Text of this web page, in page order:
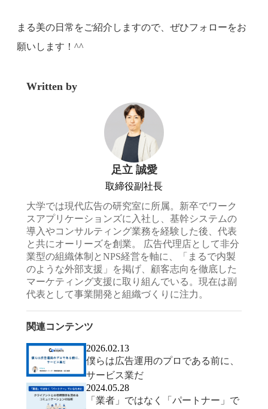
まる美の日常をご紹介しますので、ぜひフォローをお
願いします！^^
Written by
足立 誠愛
取締役副社長
大学では現代広告の研究室に所属。新卒でワーク
スアプリケーションズに入社し、基幹システムの
導入やコンサルティング業務を経験した後、代表
と共にオーリーズを創業。 広告代理店として非分
業型の組織体制とNPS経営を軸に、「まるで内製
のような外部支援」を掲げ、顧客志向を徹底した
マーケティング支援に取り組んでいる。現在は副
代表として事業開発と組織づくりに注力。
関連コンテンツ
2026.02.13
僕らは広告運用のプロである前に、
サービス業だ
2024.05.28
「業者」ではなく「パートナー」で